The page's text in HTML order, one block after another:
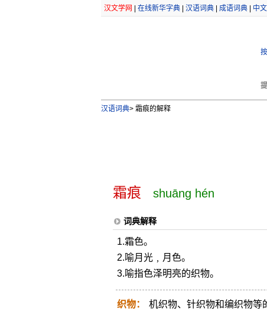
汉文学网 在线新华字典| 汉语词典| 成语词典| 中
汉语词典>霜痕的解释
霜痕 shuāng hén
词典解释
1.霜色。
2.喻月光﹐月色。
3.喻指色泽明亮的织物。
织物： 机织物、针织物和编织物等